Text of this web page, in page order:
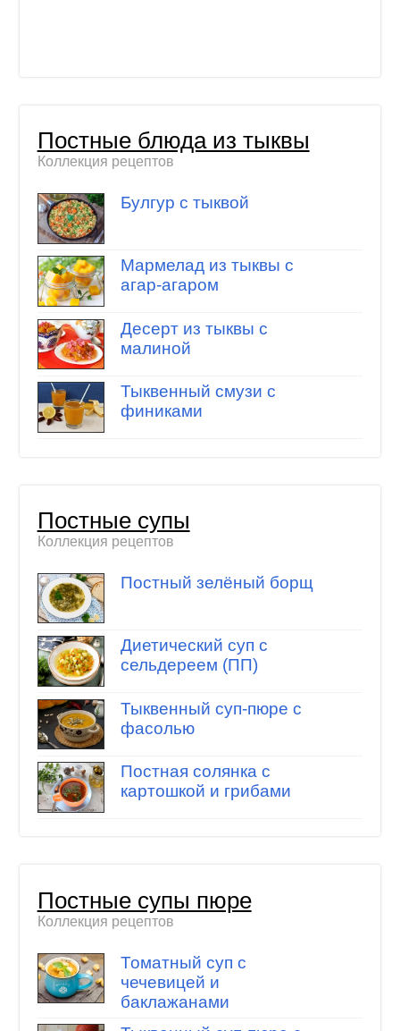
Постные блюда из тыквы
Коллекция рецептов
Булгур с тыквой
Мармелад из тыквы с
агар-агаром
Десерт из тыквы с
малиной
Тыквенный смузи с
финиками
Постные супы
Коллекция рецептов
Постный зелёный борщ
Диетический суп с
сельдереем (ПП)
Тыквенный суп-пюре с
фасолью
Постная солянка с
картошкой и грибами
Постные супы пюре
Коллекция рецептов
Томатный суп с
чечевицей и
баклажанами